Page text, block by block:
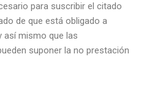
para suscribir el citado
de que está obligado a
así mismo que las
suponer la no prestación